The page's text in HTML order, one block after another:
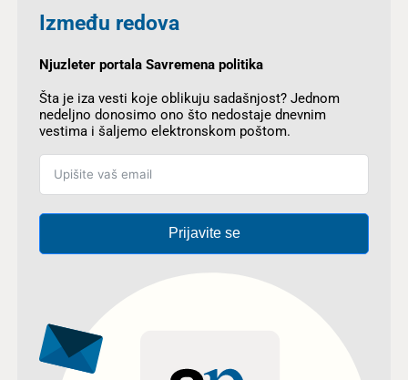
Između redova
Njuzleter portala Savremena politika
Šta je iza vesti koje oblikuju sadašnjost? Jednom
nedeljno donosimo ono što nedostaje dnevnim
vestima i šaljemo elektronskom poštom.
Prijavite se